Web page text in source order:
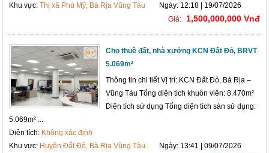
Khu vực:Thị xã Phú Mỹ, Bà Rịa Vũng Tàu
Ngày: 12:18 | 19/07/2026
Giá:
1,500,000,000 Vnđ
Cho thuê đất, nhà xưởng KCN Đất Đỏ, BRVT
5.069m²
Thông tin chi tiết Vị trí: KCN Đất Đỏ, Bà Rịa –
Vũng Tàu Tổng diện tích khuôn viên: 8.470m²
Diện tích sử dụng Tổng diện tích sàn sử dụng:
5.069m² ...
Diện tích: Không xác định
Khu vực: Huyện Đất Đỏ, Bà Rịa Vũng Tàu
Ngày: 13:41 | 09/07/2026